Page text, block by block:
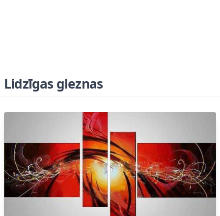
Lidzīgas gleznas